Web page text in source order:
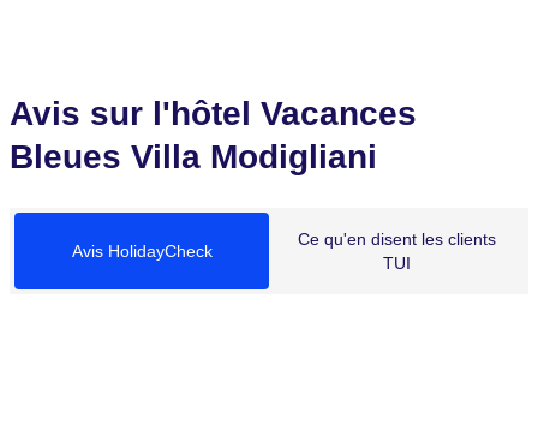
Avis sur l'hôtel Vacances
Bleues Villa Modigliani
Avis HolidayCheck
Ce qu'en disent les clients
TUI